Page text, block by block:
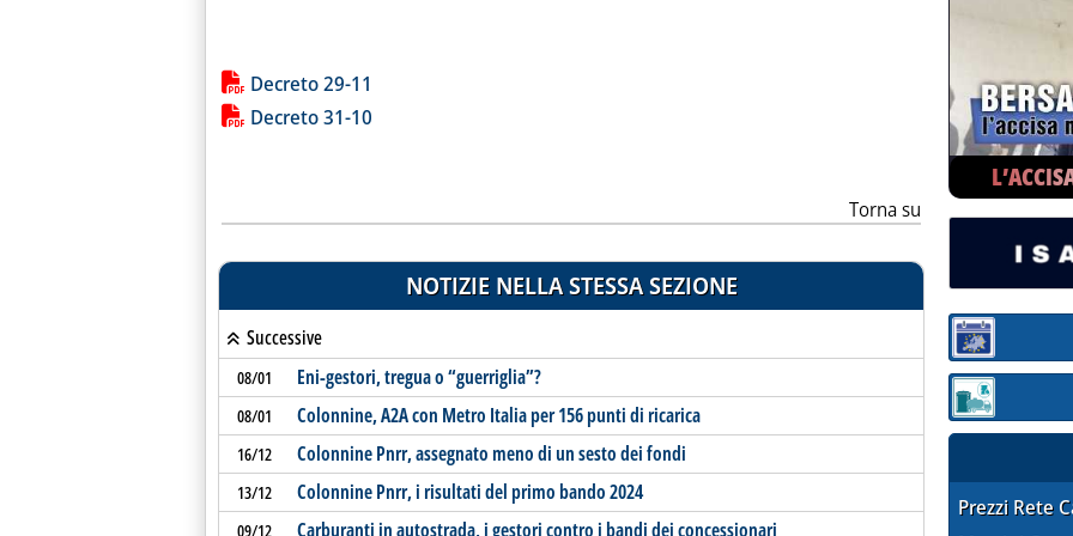
Lista allegati PDF alla notizia
Decreto 29-11
Decreto 31-10
Torna su
NOTIZIE NELLA STESSA SEZIONE
Successive
08/01 Eni-gestori, tregua o “guerriglia”?
08/01 Colonnine, A2A con Metro Italia per 156 punti di ricarica
16/12 Colonnine Pnrr, assegnato meno di un sesto dei fondi
13/12 Colonnine Pnrr, i risultati del primo bando 2024
09/12 Carburanti in autostrada, i gestori contro i bandi dei concessionari
Sezione:
Sezione:
Prezzi Rete